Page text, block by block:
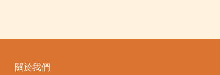
關於我們